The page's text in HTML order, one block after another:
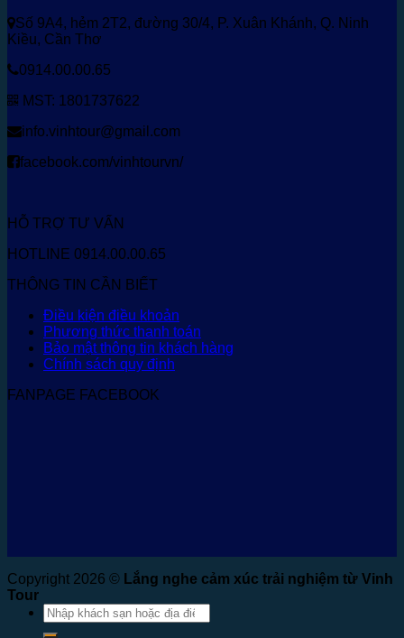
Số 9A4, hẻm 2T2, đường 30/4, P. Xuân Khánh, Q. Ninh
Kiều, Cần Thơ
0914.00.00.65
MST: 1801737622
info.vinhtour@gmail.com
facebook.com/vinhtourvn/
HỖ TRỢ TƯ VẤN
HOTLINE 0914.00.00.65
THÔNG TIN CẦN BIẾT
Điều kiện điều khoản
Phương thức thanh toán
Bảo mật thông tin khách hàng
Chính sách quy định
FANPAGE FACEBOOK
Copyright 2026 © Lắng nghe cảm xúc trải nghiệm từ Vinh
Tour
Tìm
kiếm: